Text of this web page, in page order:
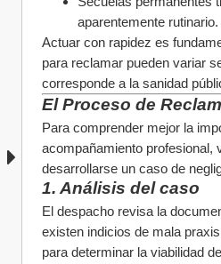
aparentemente rutinario.
Actuar con rapidez es
para reclamar pueden variar
corresponde a la sanidad
El Proceso de
Para comprender mejor la
acompañamiento profesional,
desarrollarse un caso de
1. Análisis del caso
El despacho revisa la
existen indicios de mala
para determinar la viabilidad